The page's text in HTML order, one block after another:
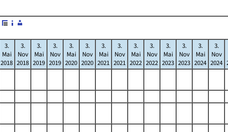
3.
Mai
2018
3.
Nov
2018
3.
Mai
2019
3.
Nov
2019
3.
Mai
2020
3.
Nov
2020
3.
Mai
2021
3.
Nov
2021
3.
Mai
2022
3.
Nov
2022
3.
Mai
2023
3.
Nov
2023
3.
Mai
2024
3.
Nov
2024